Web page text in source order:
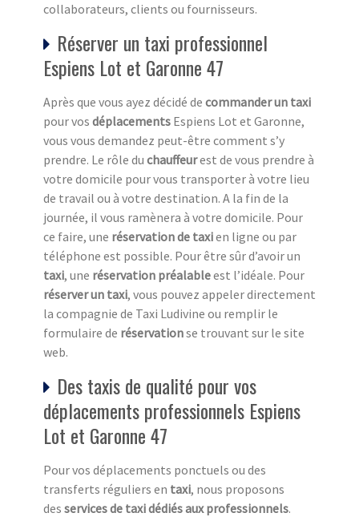
collaborateurs, clients ou fournisseurs.
Réserver un taxi professionnel
Espiens Lot et Garonne 47
Après que vous ayez décidé de commander un taxi
pour vos déplacements Espiens Lot et Garonne,
vous vous demandez peut-être comment s’y
prendre. Le rôle du chauffeurest de vous prendre à
votre domicile pour vous transporter à votre lieu
de travail ou à votre destination. A la fin de la
journée, il vous ramènera à votre domicile. Pour
ce faire, une réservation de taxien ligne ou par
téléphone est possible. Pour être sûr d’avoir un
taxi, une réservation préalableest l’idéale. Pour
réserver un taxi, vous pouvez appeler directement
la compagnie de Taxi Ludivine ou remplir le
formulaire de réservationse trouvant sur le site
web.
Des taxis de qualité pour vos
déplacements professionnels Espiens
Lot et Garonne 47
Pour vos déplacements ponctuels ou des
transferts réguliers en taxi, nous proposons
des services de taxi dédiés aux professionnels.